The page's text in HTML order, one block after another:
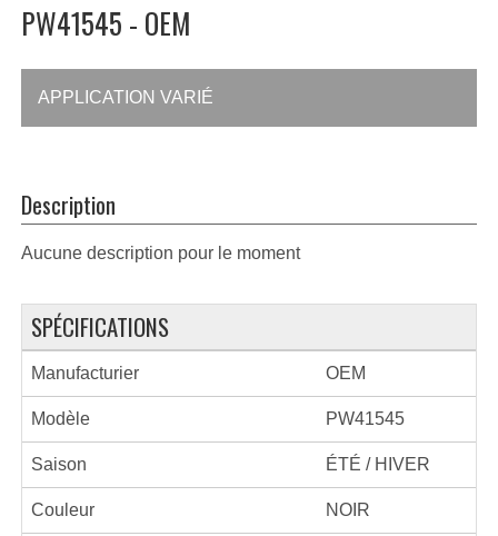
PW41545 - OEM
APPLICATION VARIÉ
Description
Aucune description pour le moment
SPÉCIFICATIONS
Manufacturier OEM
Modèle PW41545
Saison ÉTÉ / HIVER
Couleur NOIR